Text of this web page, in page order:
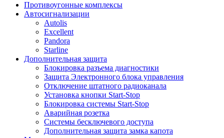
Противоугонные комплексы
Автосигнализации
Autolis
Excellent
Pandora
Starline
Дополнительная защита
Блокировка разъема диагностики
Защита Электронного блока управления
Отключение штатного радиоканала
Установка кнопки Start-Stop
Блокировка системы Start-Stop
Аварийная розетка
Системы бесключевого доступа
Дополнительная защита замка капота